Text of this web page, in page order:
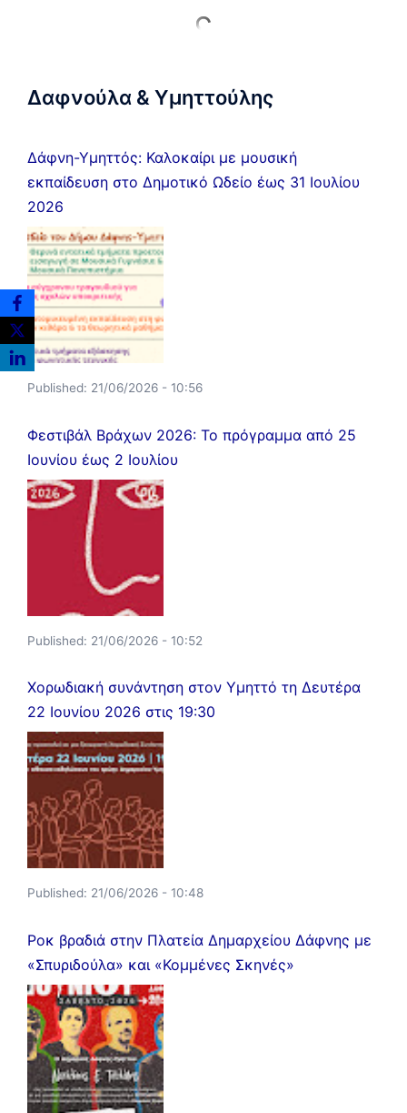
Δαφνούλα & Υμηττούλης
Δάφνη-Υμηττός: Καλοκαίρι με μουσική
εκπαίδευση στο Δημοτικό Ωδείο έως 31 Ιουλίου
2026
Published: 21/06/2026 - 10:56
Φεστιβάλ Βράχων 2026: Το πρόγραμμα από 25
Ιουνίου έως 2 Ιουλίου
Published: 21/06/2026 - 10:52
Χορωδιακή συνάντηση στον Υμηττό τη Δευτέρα
22 Ιουνίου 2026 στις 19:30
Published: 21/06/2026 - 10:48
Ροκ βραδιά στην Πλατεία Δημαρχείου Δάφνης με
«Σπυριδούλα» και «Κομμένες Σκηνές»